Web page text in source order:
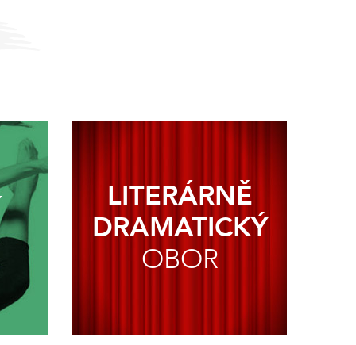
LITERÁRNĚ
DRAMATICKÝ
OBOR